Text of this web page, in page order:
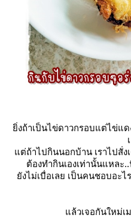
งถ้าเป็นไข่ดาวกรอบแต่ไข่แ
ต่ถ้าไปกินนอกบ้าน เราไปสั่ง
ต้องทำกินเองเท่านั้นแหละ
งไม่เบื่อเลย เป็นคนชอบอะไ
ล้วเจอกันใหม่เ